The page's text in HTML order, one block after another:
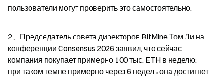
пользователи могут проверить это самостоятельно.
2、Председатель совета директоров BitMine Том Ли на
конференции Consensus 2026 заявил, что сейчас
компания покупает примерно 100 тыс. ETH в неделю;
при таком темпе примерно через 6 недель она достигнет